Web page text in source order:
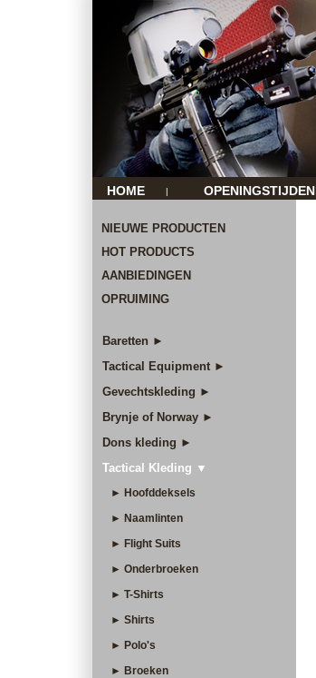
HOME | OPENINGSTIJDEN
NIEUWE PRODUCTEN
HOT PRODUCTS
AANBIEDINGEN
OPRUIMING
Baretten ►
Tactical Equipment ►
Gevechtskleding ►
Brynje of Norway ►
Dons kleding ►
Tactical Kleding ▼
► Hoofddeksels
► Naamlinten
► Flight Suits
► Onderbroeken
► T-Shirts
► Shirts
► Polo's
► Broeken